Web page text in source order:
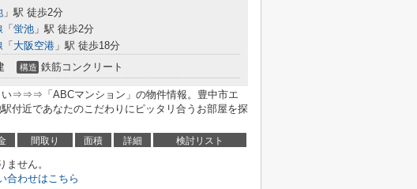
」駅 徒歩2分
「 蛍池 」駅 徒歩2分
「 大阪空港 」駅 徒歩18分
構造 鉄筋コンクリート
い⇒⇒⇒「ABCマンション」の物件情報。豊中市エ
付近であなたのこだわりにピッタリ合うお部屋を探
間取り 面積 詳細 検討リスト
ません。
合わせはこちら